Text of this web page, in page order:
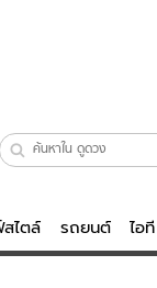
สไตล์ รถยนต์ ไอที